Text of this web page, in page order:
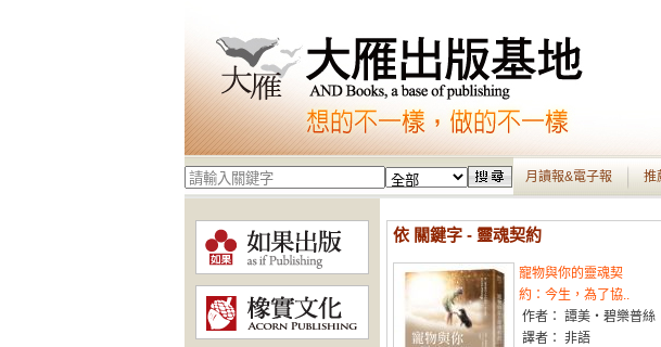
月讀報&電子報 推
依 關鍵字 - 靈魂契約
寵物與你的靈魂契
約：今生，為了協..
作者： 譚美・碧樂普絲
譯者： 非語